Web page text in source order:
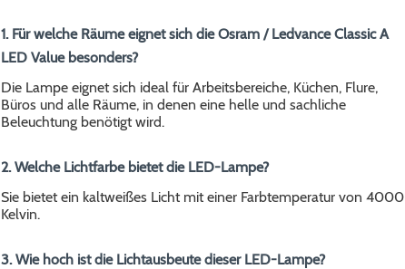
1. Für welche Räume eignet sich die Osram / Ledvance Classic A
LED Value besonders?
Die Lampe eignet sich ideal für Arbeitsbereiche, Küchen, Flure,
Büros und alle Räume, in denen eine helle und sachliche
Beleuchtung benötigt wird.
2. Welche Lichtfarbe bietet die LED-Lampe?
Sie bietet ein kaltweißes Licht mit einer Farbtemperatur von 4000
Kelvin.
3. Wie hoch ist die Lichtausbeute dieser LED-Lampe?